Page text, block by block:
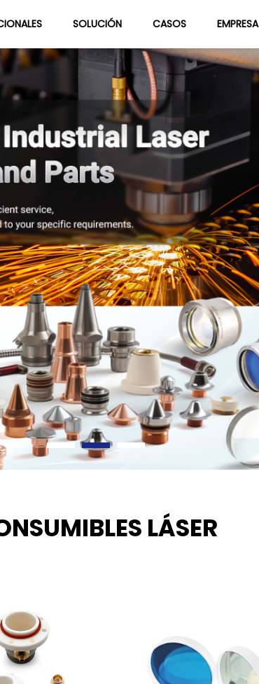
SOLUCIÓN CASOS EMPRESA
Sobre Nosotros
LÁSER